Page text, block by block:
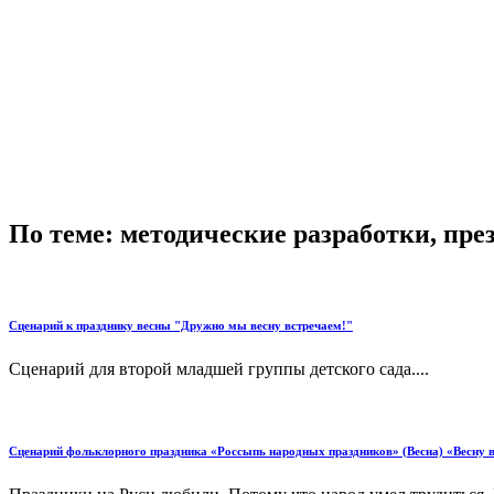
По теме: методические разработки,
Сценарий к празднику весны "Дружно мы весну встречаем!"
Сценарий для второй младшей группы детского сада....
Сценарий фольклорного праздника «Россыпь народных праздников» (Весна) «Весну